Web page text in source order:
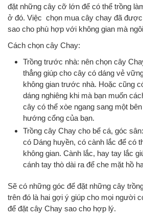
đặt những cây cỡ lớn để có thể trồng
ở đó. Việc chọn mua cây chay đã
sao cho phù hợp với không gian mà
Cách chọn cây Chay:
Trồng trước nhà: nên chọn cây
thẳng giúp cho cây có dáng vẻ
không gian trước nhà. Hoặc cũng
dáng nghiêng khi mà bạn muốn
cây có thể xòe ngang sang một
hướng cổng của bạn.
Trồng cây Chay cho bể cá, góc
có Dáng huyền, có cành lắc để có
không gian. Cành lắc, hay tay lắc
cánh tay thò dài ra để che mặt hồ
Sẽ có những góc để đặt những cây
trên đó là hai gợi ý giúp cho mọi người
để đặt cây Chay sao cho hợp lý.